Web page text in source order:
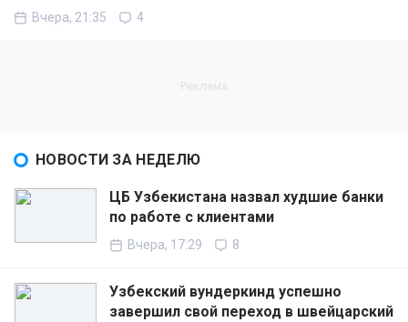
Вчера, 21:35 4
НОВОСТИ ЗА НЕДЕЛЮ
ЦБ Узбекистана назвал худшие банки
по работе с клиентами
Вчера, 17:29 8
Узбекский вундеркинд успешно
завершил свой переход в швейцарский